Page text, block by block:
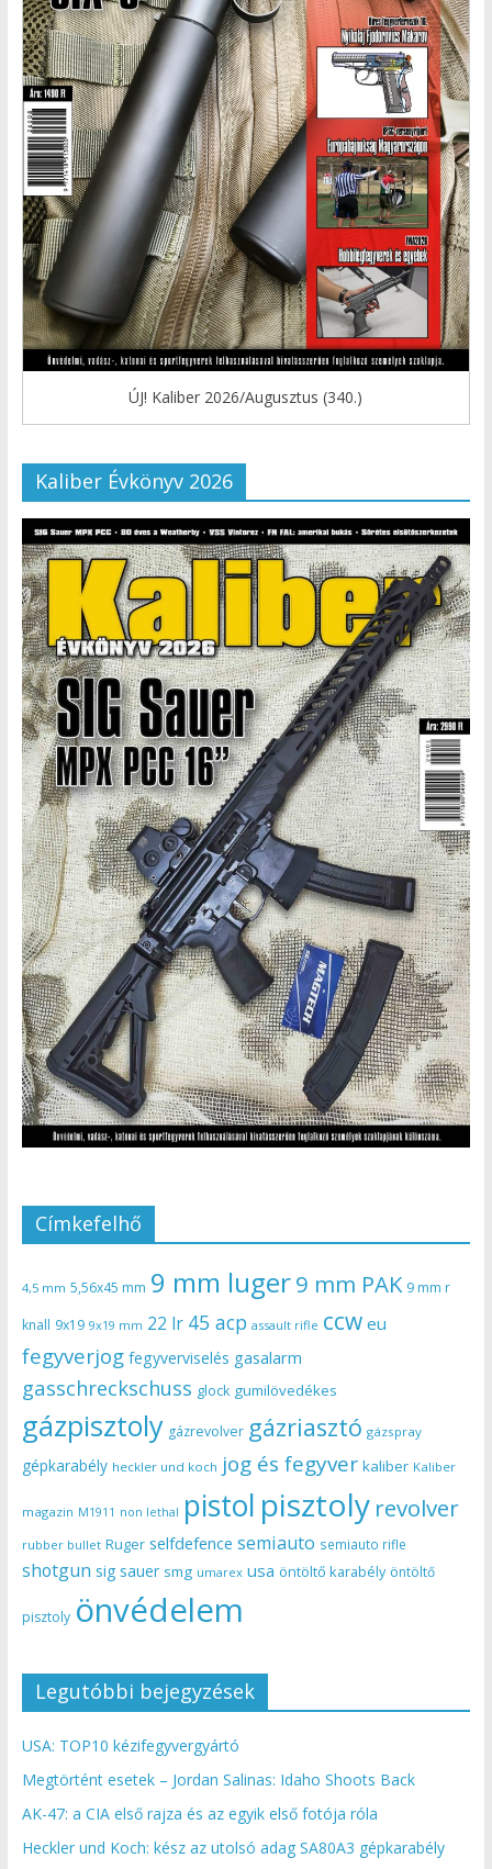
ÚJ! Kaliber 2026/Augusztus (340.)
Kaliber Évkönyv 2026
Címkefelhő
4,5 mm 5,56x45 mm 9 mm luger9 mm PAK 9 mm r
knall 9x19 9x19 mm 22 lr 45 acp assault rifle ccw eu
fegyverjog fegyverviselés gasalarm
gasschreckschuss glock gumilövedékes
gázpisztoly gázrevolver gázriasztó gázspray
gépkarabély heckler und koch jog és fegyver kaliber Kaliber
magazin M1911 non lethal pistol pisztoly revolver
rubber bullet Ruger selfdefence semiauto semiauto rifle
shotgun sig sauer smg umarex usa öntöltő karabély öntöltő
pisztoly önvédelem
Legutóbbi bejegyzések
USA: TOP10 kézifegyvergyártó
Megtörtént esetek – Jordan Salinas: Idaho Shoots Back
AK-47: a CIA első rajza és az egyik első fotója róla
Heckler und Koch: kész az utolsó adag SA80A3 gépkarabély